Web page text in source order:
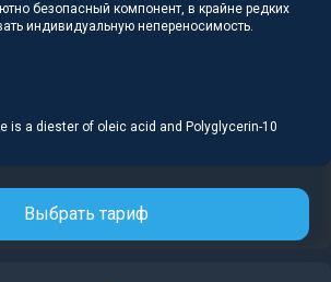
безопасный компонент, в крайне редких
индивидуальную непереносимость.
is a diester of oleic acid and Polyglycerin-10
Выбрать тариф